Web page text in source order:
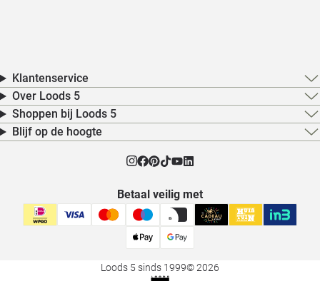
Klantenservice
Over Loods 5
Shoppen bij Loods 5
Blijf op de hoogte
Betaal veilig met
Loods 5 sinds 1999© 2026